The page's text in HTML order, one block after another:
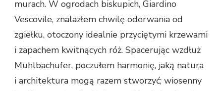
murach. W ogrodach biskupich, Giardino
Vescovile, znalazłem chwilę oderwania od
zgiełku, otoczony idealnie przyciętymi krzewami
i zapachem kwitnących róż. Spacerując wzdłuż
Mühlbachufer, poczułem harmonię, jaką natura
i architektura mogą razem stworzyć; wiosenny